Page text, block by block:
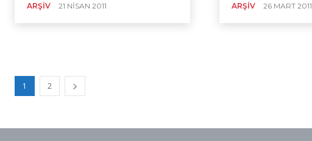
ARŞIV 21 NISAN 2011 ARŞIV 26 MART 2011
1 2